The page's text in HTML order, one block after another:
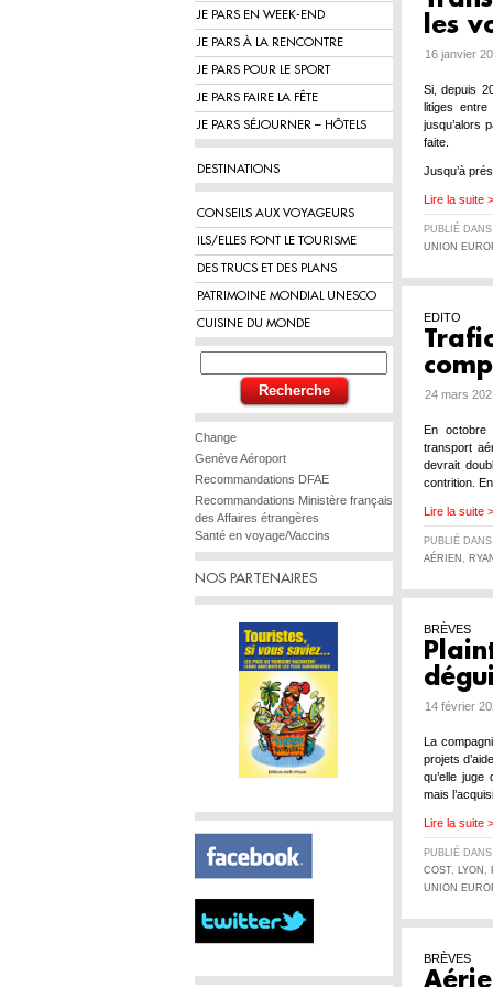
JE PARS EN WEEK-END
JE PARS À LA RENCONTRE
JE PARS POUR LE SPORT
JE PARS FAIRE LA FÊTE
JE PARS SÉJOURNER – HÔTELS
DESTINATIONS
CONSEILS AUX VOYAGEURS
ILS/ELLES FONT LE TOURISME
DES TRUCS ET DES PLANS
PATRIMOINE MONDIAL UNESCO
CUISINE DU MONDE
Change
Genève Aéroport
Recommandations DFAE
Recommandations Ministère français
des Affaires étrangères
Santé en voyage/Vaccins
NOS PARTENAIRES
les
16 janvier
Si, depuis
litiges
jusqu’alors
faite.
Jusqu’à
Lire la suite
PUBLIÉ
UNION
EDITO
24 mars
En octobre
transport
devrait
contrition.
Lire la suite
PUBLIÉ
AÉRIEN ,
BRÈVES
14 février
La
projets
qu’elle
mais
Lire la suite
PUBLIÉ
COST, LYON ,
UNION
BRÈVES